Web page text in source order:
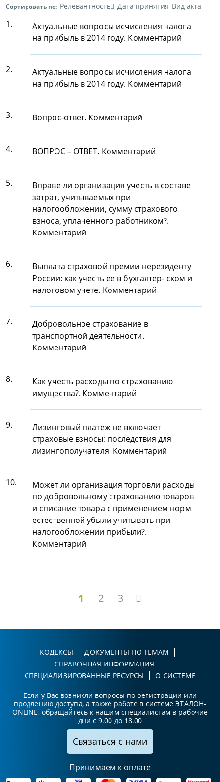
Сортировать по: Релевантность Дата принятия Вид акта
1.
Актуальные вопросы исчисления налога
на прибыль в 2014 году. Комментарий
2.
Актуальные вопросы исчисления налога
на прибыль в 2014 году. Комментарий
3. Вопрос-ответ. Комментарий
4. ВОПРОС – ОТВЕТ. Комментарий
5.
Вправе ли организация учесть в составе
затрат, учитываемых при
налогообложении, сумму страхового
взноса, уплаченного работником?.
Комментарий
6.
Выплата страховой премии нерезиденту
России: как учесть ее в бухгалтер- ском и
налоговом учете. Комментарий
7.
Добровольное страхование в
транспортной деятельности.
Комментарий
8.
Как учесть расходы по страхованию
имущества?. Комментарий
9.
Лизинговый платеж не включает
страховые взносы: последствия для
лизингополучателя. Комментарий
10.
Может ли организация торговли расходы
по добровольному страхованию товаров
и списание товара с применением норм
естественной убыли учитывать при
налогообложении прибыли?.
Комментарий
1 2 3
КОДЕКСЫ
ДОКУМЕНТЫ ПО ТЕМАМ
СПРАВОЧНАЯ ИНФОРМАЦИЯ
СПЕЦИАЛИЗИРОВАННЫЕ РЕСУРСЫ
О СИСТЕМЕ
Если у Вас возникли вопросы по регистрации или
продлению доступа, а также работе в системе ЭТАЛОН-
ONLINE, обращайтесь к нашим специалистам в рабочие
дни с 9.00 до 18.00
Связаться с нами
Принимаем к оплате